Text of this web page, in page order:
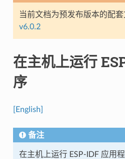
当前文档为预发布版本的配
v6.0.2
在主机上运行
序
[English]
备注
在主机上运行 ESP-IDF 应用